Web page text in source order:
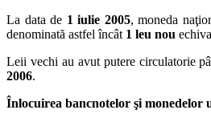
La data de 1 iulie 2005, moneda
denominată astfel încât 1 leu nou
Leii vechi au avut putere circulatorie
2006.
Înlocuirea bancnotelor şi monedelor